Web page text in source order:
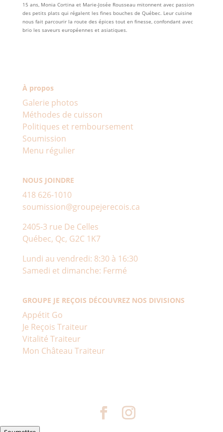
15 ans, Monia Cortina et Marie-Josée Rousseau mitonnent avec passion
des petits plats qui régalent les fines bouches de Québec. Leur cuisine
nous fait parcourir la route des épices tout en finesse, confondant avec
brio les saveurs européennes et asiatiques.
À propos
Galerie photos
Méthodes de cuisson
Politiques et remboursement
Soumission
Menu régulier
NOUS JOINDRE
418 626-1010
soumission@groupejerecois.ca
2405-3 rue De Celles
Québec, Qc, G2C 1K7
Lundi au vendredi: 8:30 à 16:30
Samedi et dimanche: Fermé
GROUPE JE REÇOIS DÉCOUVREZ NOS DIVISIONS
Appétit Go
Je Reçois Traiteur
Vitalité Traiteur
Mon Château Traiteur